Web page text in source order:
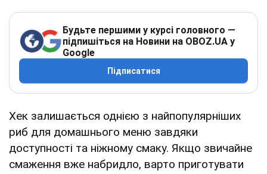
Будьте першими у курсі головного —
підпишіться на Новини на OBOZ.UA у
Google
Підписатися
Хек залишається однією з найпопулярніших
риб для домашнього меню завдяки
доступності та ніжному смаку. Якщо звичайне
смаження вже набридло, варто приготувати